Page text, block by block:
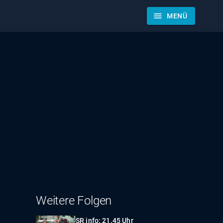
menu MENÜ
Weitere Folgen
SR info: 21.45 Uhr